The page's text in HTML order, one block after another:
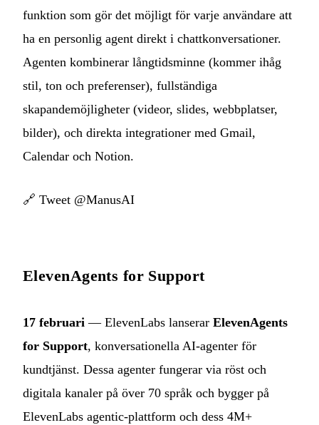
funktion som gör det möjligt för varje användare att
ha en personlig agent direkt i chattkonversationer.
Agenten kombinerar långtidsminne (kommer ihåg
stil, ton och preferenser), fullständiga
skapandemöjligheter (videor, slides, webbplatser,
bilder), och direkta integrationer med Gmail,
Calendar och Notion.
🔗 Tweet @ManusAI
ElevenAgents for Support
17 februari — ElevenLabs lanserar ElevenAgents
for Support, konversationella AI-agenter för
kundtjänst. Dessa agenter fungerar via röst och
digitala kanaler på över 70 språk och bygger på
ElevenLabs agentic-plattform och dess 4M+